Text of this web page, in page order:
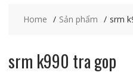
Home Sản phẩm srm
srm k990 tra gop